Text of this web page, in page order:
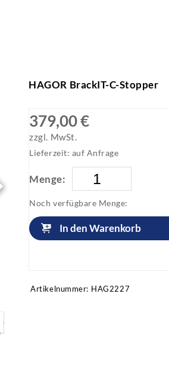
HAGOR BrackIT-C-Stopper
379,00 €
zzgl. MwSt.
Lieferzeit: auf Anfrage
Menge:
Noch verfügbare Menge:
In den Warenkorb
Artikelnummer: HAG2227